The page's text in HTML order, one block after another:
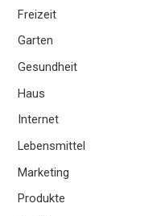
Freizeit
Garten
Gesundheit
Haus
Internet
Lebensmittel
Marketing
Produkte